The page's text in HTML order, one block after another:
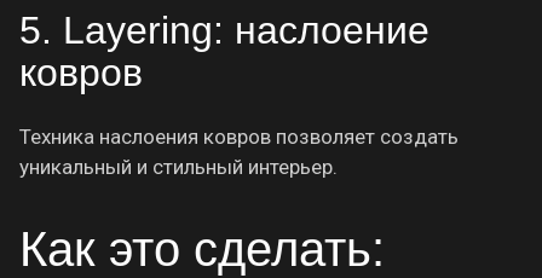
5. Layering: наслоение
ковров
Техника наслоения ковров позволяет создать
уникальный и стильный интерьер.
Как это сделать: